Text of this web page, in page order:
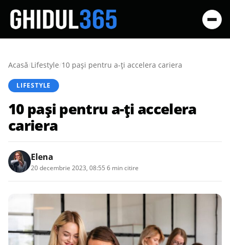
Acasă/Lifestyle/10 pași pentru a-ți accelera cariera
LIFESTYLE
10 pași pentru a-ți accelera
cariera
Elena
20 decembrie 2023, 08:55 6 min citire